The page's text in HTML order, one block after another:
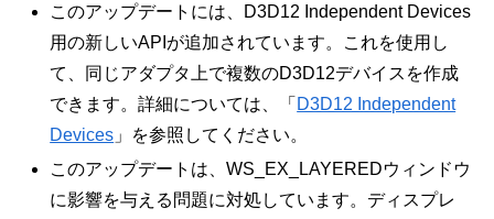
このアップデートには、D3D12 Independent Devices
用の新しいAPIが追加されています。これを使用し
て、同じアダプタ上で複数のD3D12デバイスを作成
できます。詳細については、「 D3D12 Independent
Devices 」を参照してください。
このアップデートは、WS_EX_LAYEREDウィンドウ
に影響を与える問題に対処しています。ディスプレ